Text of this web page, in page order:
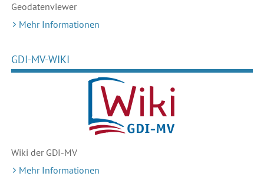
Geodatenviewer
Mehr Informationen
GDI-MV-WIKI
Wiki der GDI-MV
Mehr Informationen